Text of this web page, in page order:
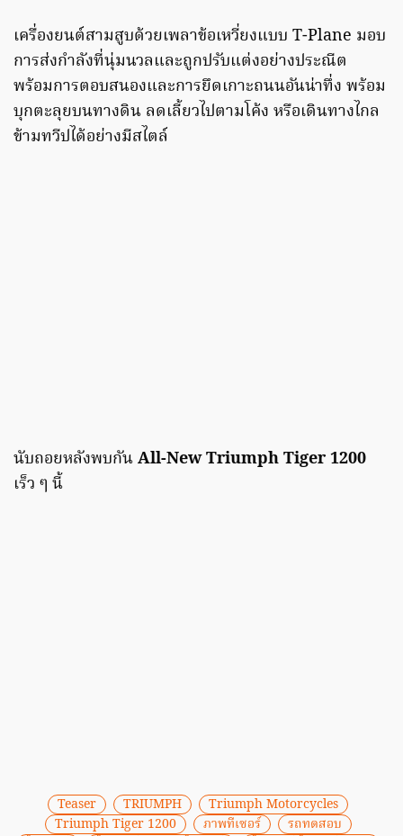
เครื่องยนต์สามสูบด้วยเพลาข้อเหวี่ยงแบบ T-Plane มอบ
การส่งกำลังที่นุ่มนวลและถูกปรับแต่งอย่างประณีต
พร้อมการตอบสนองและการยึดเกาะถนนอันน่าทึ่ง พร้อม
บุกตะลุยบนทางดิน ลดเลี้ยวไปตามโค้ง หรือเดินทางไกล
ข้ามทวีปได้อย่างมีสไตล์
นับถอยหลังพบกันAll-New Triumph Tiger 1200
เร็ว ๆ นี้
Teaser TRIUMPH
Triumph Motorcycles
Triumph Tiger 1200
ภาพทีเซอร์
รถทดสอบ